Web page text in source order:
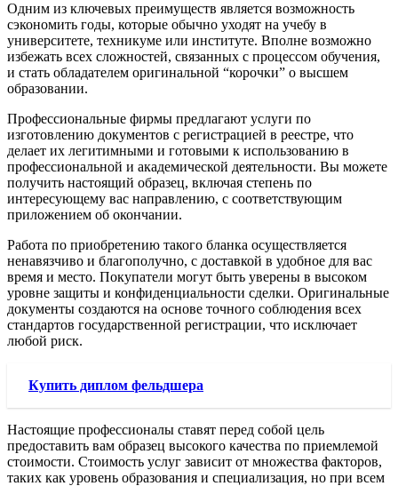
Одним из ключевых преимуществ является возможность
сэкономить годы, которые обычно уходят на учебу в
университете, техникуме или институте. Вполне возможно
избежать всех сложностей, связанных с процессом обучения,
и стать обладателем оригинальной “корочки” о высшем
образовании.
Профессиональные фирмы предлагают услуги по
изготовлению документов с регистрацией в реестре, что
делает их легитимными и готовыми к использованию в
профессиональной и академической деятельности. Вы можете
получить настоящий образец, включая степень по
интересующему вас направлению, с соответствующим
приложением об окончании.
Работа по приобретению такого бланка осуществляется
ненавязчиво и благополучно, с доставкой в удобное для вас
время и место. Покупатели могут быть уверены в высоком
уровне защиты и конфиденциальности сделки. Оригинальные
документы создаются на основе точного соблюдения всех
стандартов государственной регистрации, что исключает
любой риск.
Купить диплом фельдшера
Настоящие профессионалы ставят перед собой цель
предоставить вам образец высокого качества по приемлемой
стоимости. Стоимость услуг зависит от множества факторов,
таких как уровень образования и специализация, но при всем